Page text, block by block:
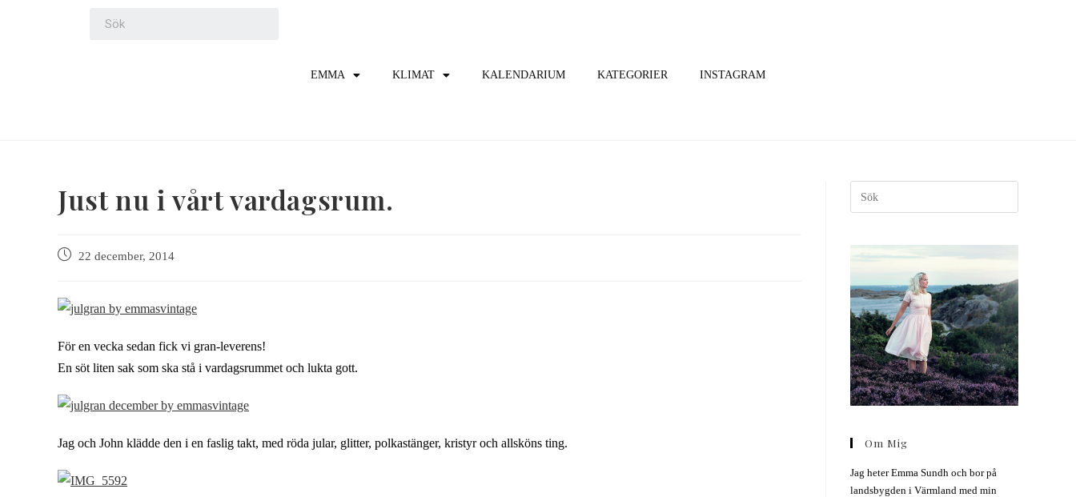
EMMA KLIMAT KALENDARIUM KATEGORIER INSTAGRAM
Just nu i vårt vardagsrum.
22 december, 2014
För en vecka sedan fick vi gran-leverens!
En söt liten sak som ska stå i vardagsrummet och lukta gott.
Jag och John klädde den i en faslig takt, med röda jular, glitter, polkastänger, kristyr och allsköns ting. Om Mig
Jag heter Emma Sundh och bor på
landsbygden i Värmland med min